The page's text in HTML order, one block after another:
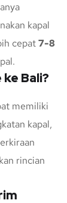
kapal
cepat7-8
Bali?
memiliki
kapal,
rincian